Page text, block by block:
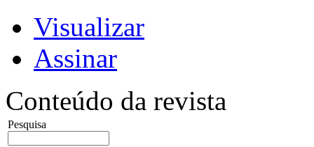
Visualizar
Assinar
Conteúdo da revista
Pesquisa